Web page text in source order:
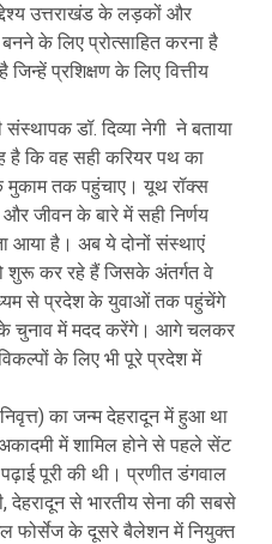
उत्तराखंड के लड़कों और
के लिए प्रोत्साहित करना है
प्रशिक्षण के लिए वित्तीय
डॉ. दिव्या नेगी ने बताया
है कि वह सही करियर पथ का
तक पहुंचाए। यूथ रॉक्स
जीवन के बारे में सही निर्णय
आया है। अब ये दोनों संस्थाएं
शुरू कर रहे हैं जिसके अंतर्गत वे
से प्रदेश के युवाओं तक पहुंचेंगे
के चुनाव में मदद करेंगे। आगे चलकर
के लिए भी पूरे प्रदेश में
का जन्म देहरादून में हुआ था
अकादमी में शामिल होने से पहले सेंट
पूरी की थी। प्रणीत डंगवाल
देहरादून से भारतीय सेना की सबसे
फोर्सेज के दूसरे बैलेशन में नियुक्त